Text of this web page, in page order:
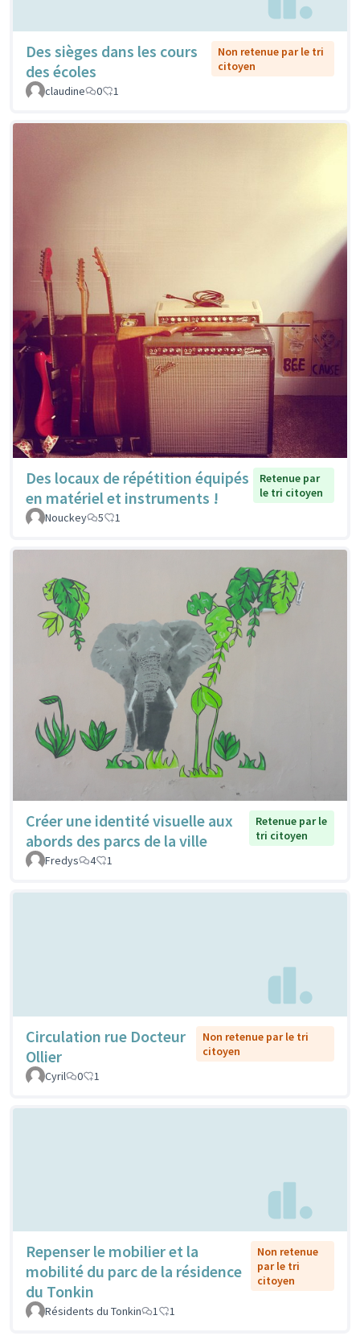
Des sièges dans les cours
des écoles
Non retenue par le tri
citoyen
claudine
0 1
Des locaux de répétition équipés
en matériel et instruments !
Retenue par
le tri citoyen
Nouckey
5 1
Créer une identité visuelle aux
abords des parcs de la ville
Retenue par le
tri citoyen
Fredys
4 1
Circulation rue Docteur
Ollier
Non retenue par le tri
citoyen
Cyril
0 1
Repenser le mobilier et la
mobilité du parc de la résidence
du Tonkin
Non retenue
par le tri
citoyen
Résidents du Tonkin 1 1